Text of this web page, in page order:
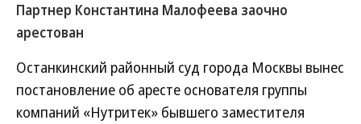
Партнер Константина Малофеева заочно
арестован
Останкинский районный суд города Москвы вынес
постановление об аресте основателя группы
компаний «Нутритек» бывшего заместителя